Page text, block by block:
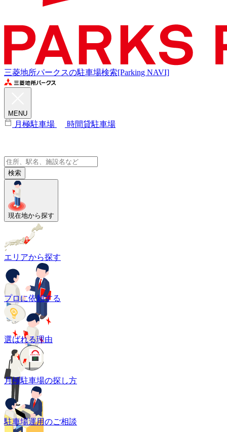
三菱地所パークスの駐車場検索[Parking NAVI]
MENU
月極駐車場 時間貸駐車場
検索
現在地から探す
エリアから探す
プロに依頼する
選ばれる理由
月極駐車場の探し方
駐車場運用のご相談